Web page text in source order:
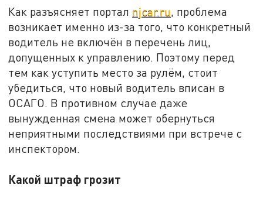
Как разъясняет портал njcar.ru , проблема
возникает именно из-за того, что конкретный
водитель не включён в перечень лиц,
допущенных к управлению. Поэтому перед
тем как уступить место за рулём, стоит
убедиться, что новый водитель вписан в
ОСАГО. В противном случае даже
вынужденная смена может обернуться
неприятными последствиями при встрече с
инспектором.
Какой штраф грозит